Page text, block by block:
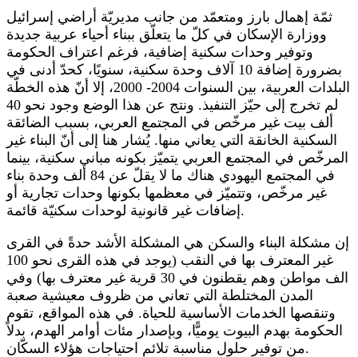
ثمّة إهمال بارز ومتعمّد من جانب مديريّة أراضي إسرائيل
ووزارة الإسكان في كلّ ما يتعلّق ببناء أحياء عربية جديدة
وتوفير وحدات سكنية إضافية، فرغم اعتراف الحكومة
بضرورة إضافة 10 آلاف وحدة سكنية، سنويًا، كحدّ أدنى في
البلدات العربية، بين السنوات 2004- 2000، إلا أنّ هذه الخطّة
لم تخرج إلى حيّز التنفيذ. ونتج عن هذا الوضع وجود نحو 40
ألف بيت غير مرخّص في المجتمع العربي، بسبب الضائقة
السكنية الخانقة التي يعاني منها. يُشار هنا إلى أنّ البناء غير
المرخّص في المجتمع العربي يتميّز بكونه مباني سكنية، بينما
في المجتمع اليهودي هناك ما لا يقلّ عن 84 ألف وحدة بناء
غير مرخّص، وتتميّز في معظمها بكونها وحدات تجارية أو
إضافات غير قانونية لوحدات سكنيّة قائمة.
إن مشكلة البناء والسكن هي المشكلة الأشد حدةً في القرى
غير المعترف بها في النقب (يوجد في هذه القرى نحو 100
الف مواطن وهم يقطنون في 30 قرية غير معترف بها) وفي
المدن المختلطة التي تعاني من ظروف معيشية صعبة
وتنقصها الخدمات الأساسية للحياة. في هذه المواقع، تقوم
الحكومة بهدم البيوت يوميًّا، وبإصدار مئات أوامر الهدم، بدلاً
من توفير حلول مناسبة تلائم احتياجات هؤلاء السكّان.